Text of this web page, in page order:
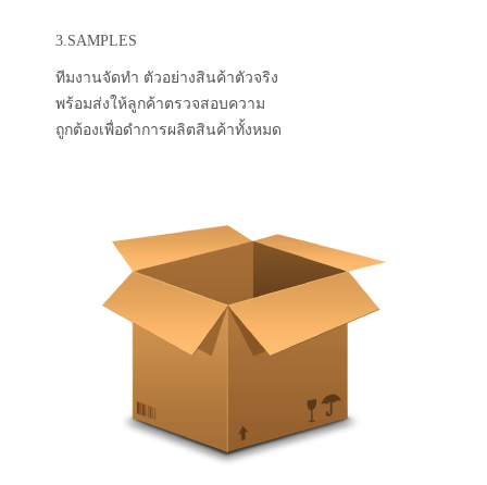
3.SAMPLES
ทีมงานจัดทำ ตัวอย่างสินค้าตัวจริง
พร้อมส่งให้ลูกค้าตรวจสอบความ
ถูกต้องเพื่อดำการผลิตสินค้าทั้งหมด